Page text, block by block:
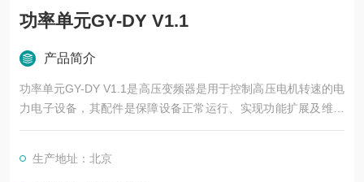
功率单元GY-DY V1.1
产品简介
功率单元GY-DY V1.1是高压变频器是用于控制高压电机转速的电
力电子设备，其配件是保障设备正常运行、实现功能扩展及维护
维修的重要组成部分。这些配件种类繁多，涵盖了功率变换、控
生产地址：北京